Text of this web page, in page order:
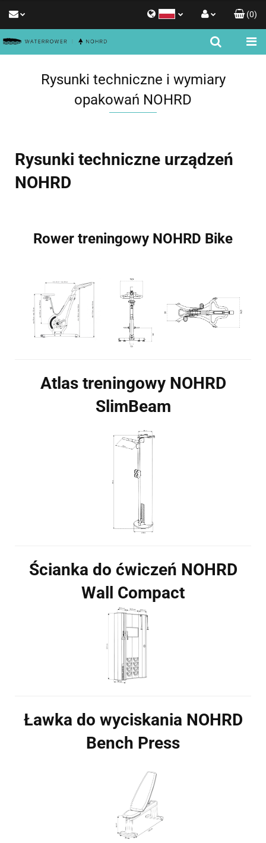
Zaloguj się
Dodaj zgłoszenie
Zgody cookies
(0)
Rysunki techniczne i wymiary
opakowań NOHRD
Rysunki techniczne urządzeń
NOHRD
Rower treningowy NOHRD Bike
Atlas treningowy NOHRD
SlimBeam
Ścianka do ćwiczeń NOHRD
Wall Compact
Ławka do wyciskania NOHRD
Bench Press